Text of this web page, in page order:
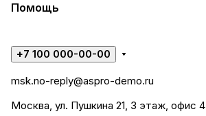
Помощь
+7 100 000-00-00
msk.no-reply@aspro-demo.ru
Москва, ул. Пушкина 21, 3 этаж, офис 4